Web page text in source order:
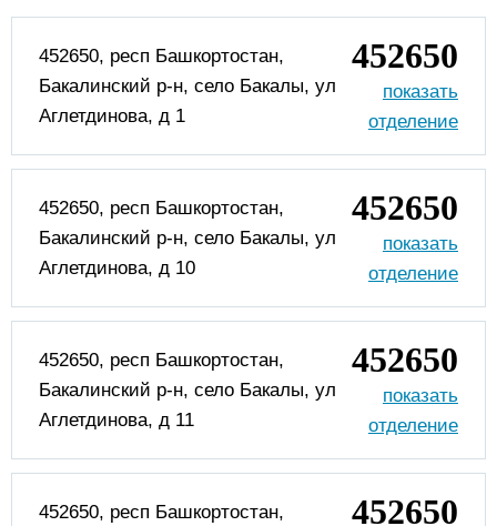
452650, респ Башкортостан,
Бакалинский р-н, село Бакалы, ул
Аглетдинова, д 1
452650
452650, респ Башкортостан,
Бакалинский р-н, село Бакалы, ул
Аглетдинова, д 10
452650
452650, респ Башкортостан,
Бакалинский р-н, село Бакалы, ул
Аглетдинова, д 11
452650
452650, респ Башкортостан,
452650